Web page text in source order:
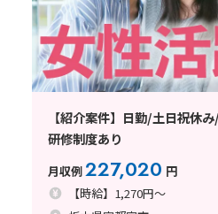
【紹介案件】日勤/土日祝休
研修制度あり
月収例227,020 円
【時給】1,270円～